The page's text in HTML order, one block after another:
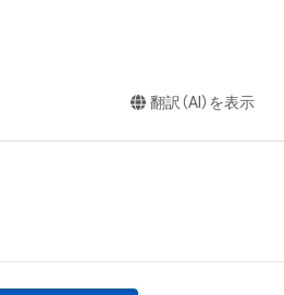
翻訳（AI）を表示